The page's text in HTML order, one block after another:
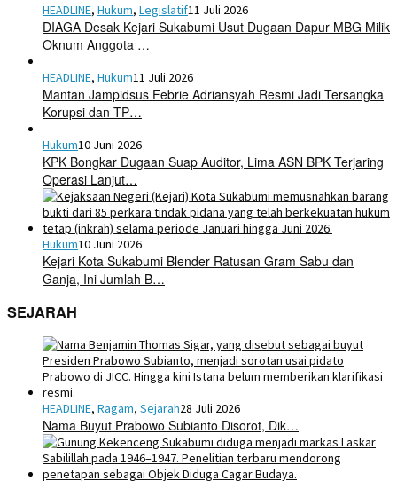
HEADLINE, Hukum, Legislatif11 Juli 2026
DIAGA Desak Kejari Sukabumi Usut Dugaan Dapur MBG Milik
Oknum Anggota …
HEADLINE, Hukum11 Juli 2026
Mantan Jampidsus Febrie Adriansyah Resmi Jadi Tersangka
Korupsi dan TP…
Hukum10 Juni 2026
KPK Bongkar Dugaan Suap Auditor, Lima ASN BPK Terjaring
Operasi Lanjut…
Hukum10 Juni 2026
Kejari Kota Sukabumi Blender Ratusan Gram Sabu dan
Ganja, Ini Jumlah B…
SEJARAH
HEADLINE, Ragam, Sejarah28 Juli 2026
Nama Buyut Prabowo Subianto Disorot, Dik…